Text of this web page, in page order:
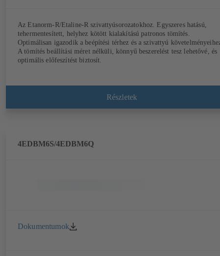
Az Etanorm-R/Etaline-R szivattyúsorozatokhoz. Egyszeres hatású,
tehermentesített, helyhez kötött kialakítású patronos tömítés.
Optimálisan igazodik a beépítési térhez és a szivattyú
A tömítés beállítási méret nélküli, könnyű beszerelést tesz lehetővé, és
optimális előfeszítést biztosít.
Részletek
4EDBM6S/4EDBM6Q
Dokumentumok